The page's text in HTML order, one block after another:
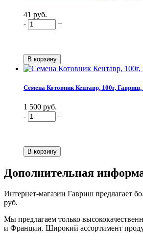
41 руб.
-
+
Семена Котовник Кентавр, 100г,
1 500 руб.
-
+
Дополнительная
Интернет-магазин Гавриш предлагает
руб.
Мы предлагаем только
и Франции. Широкий ассортимент